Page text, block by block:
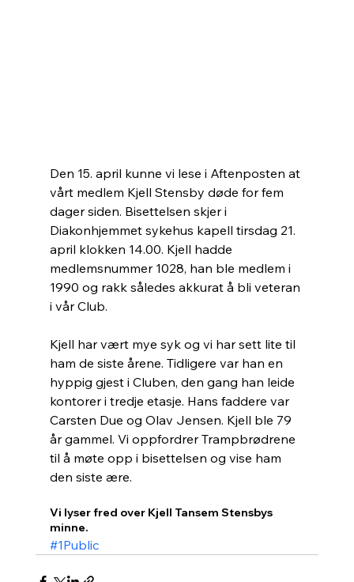
Den 15. april kunne vi lese i Aftenposten at
vårt medlem Kjell Stensby døde for fem
dager siden. Bisettelsen skjer i
Diakonhjemmet sykehus kapell tirsdag 21.
april klokken 14.00. Kjell hadde
medlemsnummer 1028, han ble medlem i
1990 og rakk således akkurat å bli veteran
i vår Club.
Kjell har vært mye syk og vi har sett lite til
ham de siste årene. Tidligere var han en
hyppig gjest i Cluben, den gang han leide
kontorer i tredje etasje. Hans faddere var
Carsten Due og Olav Jensen. Kjell ble 79
år gammel. Vi oppfordrer Trampbrødrene
til å møte opp i bisettelsen og vise ham
den siste ære.
Vi lyser fred over Kjell Tansem Stensbys
minne.
#1Public